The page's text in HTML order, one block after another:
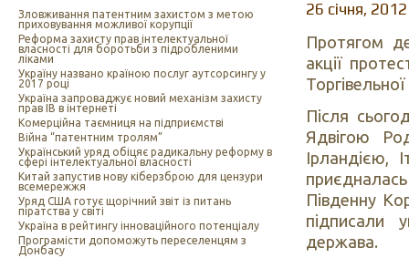
Зловживання патентним захистом з метою
приховування можливої корупції
Реформа захисту прав інтелектуальної
власності для боротьби з підробленими
ліками
Україну названо країною послуг аутсорсингу у
2017 році
Україна запроваджує новий механізм захисту
прав ІВ в інтернеті
Комерційна таємниця на підприємстві
Війна “патентним тролям”
Український уряд обіцяє радикальну реформу в
сфері інтелектуальної власності
Китай запустив нову кіберзброю для цензури
всемережжя
Уряд США готує щорічний звіт із питань
піратства у світі
Україна в рейтингу інноваційного потенціалу
Програмісти допоможуть переселенцям з
Донбасу
26 січня, 2012
Протягом
акції
Після
Ядвігою
Ірландією,
Південну
підписали
держава.